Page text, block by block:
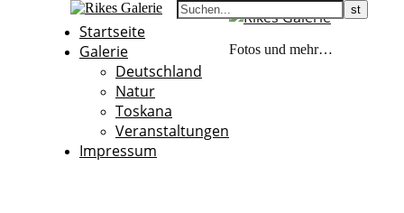
Startseite
Galerie
Deutschland
Natur
Toskana
Veranstaltungen
Impressum
Fotos und mehr…